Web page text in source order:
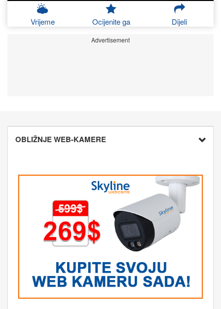
Vrijeme Ocijenite ga Dijeli
Advertisement
OBLIŽNJE WEB-KAMERE